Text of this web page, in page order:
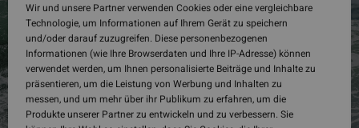
Herren
Wir und unsere Partner verwenden Cookies oder eine vergleichbare
Technologie, um Informationen auf Ihrem Gerät zu speichern
und/oder darauf zuzugreifen. Diese personenbezogenen
Informationen (wie Ihre Browserdaten und Ihre IP-Adresse) können
verwendet werden, um Ihnen personalisierte Beiträge und Inhalte zu
präsentieren, um die Leistung von Werbung und Inhalten zu
messen, und um mehr über ihr Publikum zu erfahren, um die
Produkte unserer Partner zu entwickeln und zu verbessern. Sie